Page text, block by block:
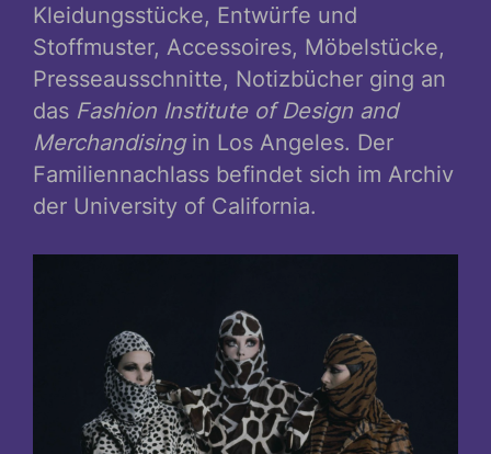
Kleidungsstücke, Entwürfe und
Stoffmuster, Accessoires, Möbelstücke,
Presseausschnitte, Notizbücher ging an
das Fashion Institute of Design and
Merchandisingin Los Angeles. Der
Familiennachlass befindet sich im Archiv
der University of California.